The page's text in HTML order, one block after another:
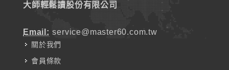
大師輕鬆讀股份有限公司
Email: service@master60.com.tw
關於我們
會員條款